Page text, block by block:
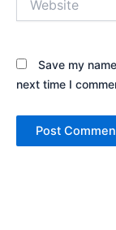
Save my
next time I